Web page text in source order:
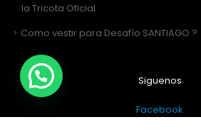
la Tricota Oficial
Como vestir para Desafío SANTIAGO ?
Siguenos
Facebook